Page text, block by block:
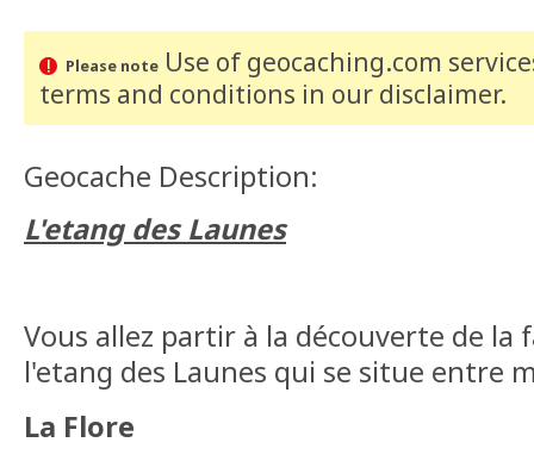
Please noteUse of geocaching.com
terms and conditions in our disclaimer.
Geocache Description:
L'etang des Launes
Vous allez partir à la découverte de la
l'etang des Launes qui se situe entre
La Flore